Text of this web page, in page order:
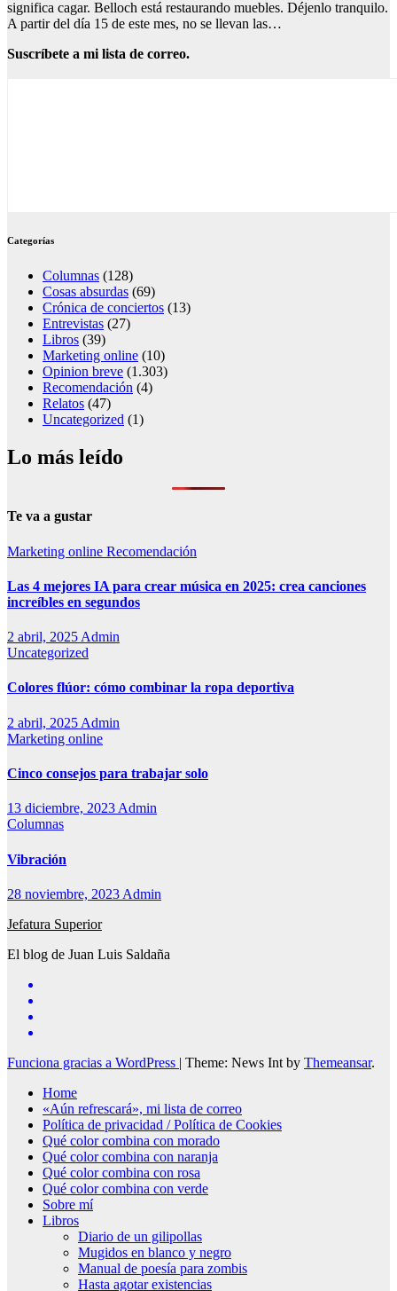
significa cagar. Belloch está restaurando muebles. Déjenlo tranquilo.
A partir del día 15 de este mes, no se llevan las…
Suscríbete a mi lista de correo.
Categorías
Columnas (128)
Cosas absurdas (69)
Crónica de conciertos (13)
Entrevistas (27)
Libros (39)
Marketing online (10)
Opinion breve (1.303)
Recomendación (4)
Relatos (47)
Uncategorized (1)
Lo más leído
Te va a gustar
Marketing online Recomendación
Las 4 mejores IA para crear música en 2025: crea canciones
increíbles en segundos
2 abril, 2025 Admin
Uncategorized
Colores flúor: cómo combinar la ropa deportiva
2 abril, 2025 Admin
Marketing online
Cinco consejos para trabajar solo
13 diciembre, 2023 Admin
Columnas
Vibración
28 noviembre, 2023 Admin
Jefatura Superior
El blog de Juan Luis Saldaña
Funciona gracias a WordPress | Theme: News Int by Themeansar.
Home
«Aún refrescará», mi lista de correo
Política de privacidad / Política de Cookies
Qué color combina con morado
Qué color combina con naranja
Qué color combina con rosa
Qué color combina con verde
Sobre mí
Libros
Diario de un gilipollas
Mugidos en blanco y negro
Manual de poesía para zombis
Hasta agotar existencias